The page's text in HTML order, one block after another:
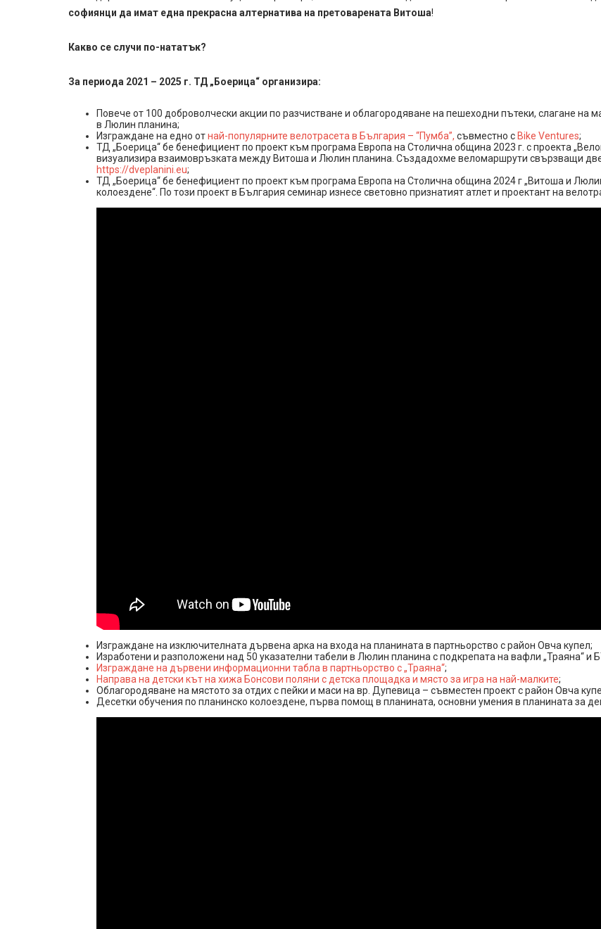
софиянци да имат една прекрасна алтернатива на претоварената Витоша!
Какво се случи по-нататък?
За периода 2021 – 2025 г. ТД „Боерица“ организира:
Повече от 100 доброволчески акции по разчистване и облагородяване на пешеходни пътеки, слагане на
в Люлин планина;
Изграждане на едно отнай-популярните велотрасета в България – “Пумба”, съвместно с Bike Ventures;
ТД „Боерица“ бе бенефициент по проект към програма Европа на Столична община 2023 г. с проекта
визуализира взаимовръзката между Витоша и Люлин планина. Създадохме веломаршрути свързващи
https://dveplanini.eu;
ТД „Боерица“ бе бенефициент по проект към програма Европа на Столична община 2024 г „Витоша и
колоездене“. По този проект в България семинар изнесе световно признатият атлет и проектант на
Изграждане на изключителната дървена арка на входа на планината в партньорство с район Овча купел;
Изработени и разположени над 50 указателни табели в Люлин планина с подкрепата на вафли „Траяна“ и
Изграждане на дървени информационни табла в партньорство с „Траяна“;
Направа на детски кът на хижа Бонсови поляни с детска площадка и място за игра на най-малките;
Облагородяване на мястото за отдих с пейки и маси на вр. Дупевица – съвместен проект с район Овча
Десетки обучения по планинско колоездене, първа помощ в планината, основни умения в планината за